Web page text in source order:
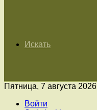
Искать
Пятница, 7 августа 2026
Войти